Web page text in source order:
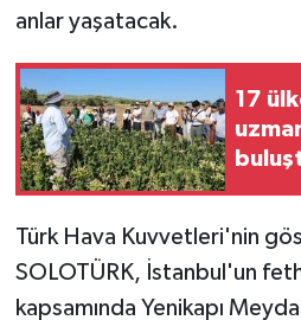
anlar yaşatacak.
17
Türk Hava Kuvvetleri'nin
SOLOTÜRK, İstanbul'un
kapsamında Yenikapı
BİLİM&TEKNOLOJİ
BÖLGE
TÜRKİYE